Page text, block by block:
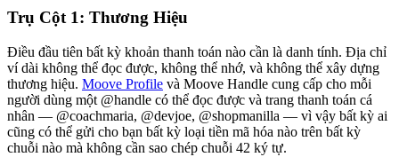
Trụ Cột 1: Thương Hiệu
Điều đầu tiên bất kỳ khoản thanh toán nào cần là danh tính. Địa chỉ
ví dài không thể đọc được, không thể nhớ, và không thể xây dựng
thương hiệu. Moove Profile và Moove Handle cung cấp cho mỗi
người dùng một @handle có thể đọc được và trang thanh toán cá
nhân — @coachmaria, @devjoe, @shopmanilla — vì vậy bất kỳ ai
cũng có thể gửi cho bạn bất kỳ loại tiền mã hóa nào trên bất kỳ
chuỗi nào mà không cần sao chép chuỗi 42 ký tự.